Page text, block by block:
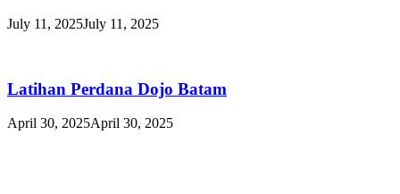
July 11, 2025July 11, 2025
Latihan Perdana Dojo Batam
April 30, 2025April 30, 2025